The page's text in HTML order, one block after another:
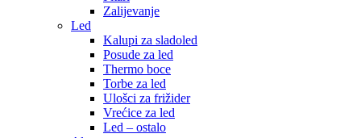
Zalijevanje
Led
Kalupi za sladoled
Posude za led
Thermo boce
Torbe za led
Ulošci za frižider
Vrećice za led
Led – ostalo